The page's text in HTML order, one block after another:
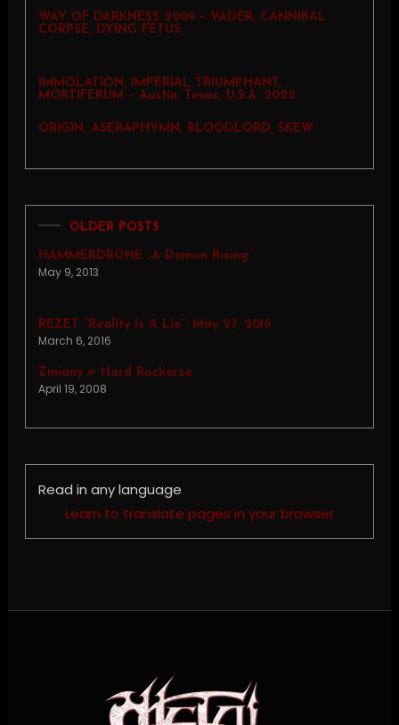
WAY OF DARKNESS 2009 – VADER, CANNIBAL
CORPSE, DYING FETUS
IMMOLATION, IMPERIAL TRIUMPHANT,
MORTIFERUM – Austin, Texas, U.S.A. 2022
ORIGIN, ASERAPHYMN, BLOODLORD, SKEW
OLDER POSTS
HAMMERDRONE „A Demon Rising”
May 9, 2013
REZET “Reality Is A Lie”: May 27, 2016
March 6, 2016
Zmiany w Hard Rockerze
April 19, 2008
Read in any language
Learn to translate pages in your browser